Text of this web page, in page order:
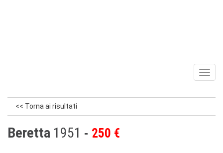
<< Torna ai risultati
Beretta 1951 250 €